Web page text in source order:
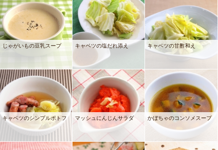
じゃがいもの豆乳スープ キャベツの塩だれ添え キャベツの甘酢和え
キャベツのシンプルポトフ マッシュにんじんサラダ かぼちゃのコンソメスープ